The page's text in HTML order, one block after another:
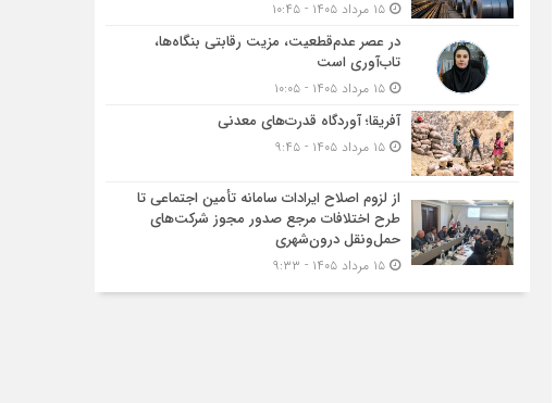
۱۵ مرداد ۱۴۰۵ - ۱۰:۴۵
در عصر عدم‌قطعیت، مزیت رقابتی بنگاه‌ها،
تاب‌آوری است
۱۵ مرداد ۱۴۰۵ - ۱۰:۰۵
آفریقا؛ آوردگاه قدرت‌های معدنی
۱۵ مرداد ۱۴۰۵ - ۹:۴۵
از لزوم اصلاح ایرادات سامانه تأمین اجتماعی تا
طرح اختلافات مرجع صدور مجوز شرکت‌های
حمل‌ونقل درون‌شهری
۱۵ مرداد ۱۴۰۵ - ۹:۳۳